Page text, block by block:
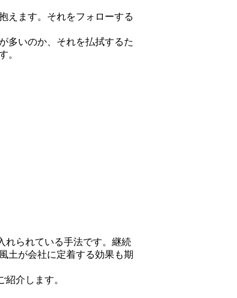
えます。それをフォローする
多いのか、それを払拭するた
。
れられている手法です。継続
土が会社に定着する効果も期
介します。